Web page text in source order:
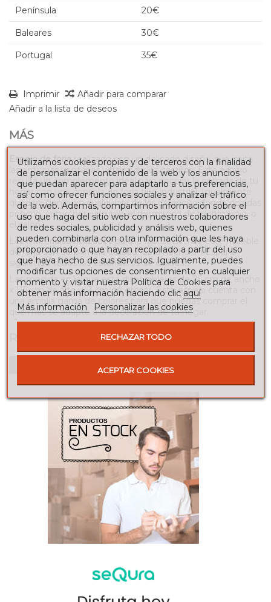
Península 20€
Baleares 30€
Portugal 35€
Imprimir
Añadir para comparar
Añadir a la lista de deseos
MÁS
Espejo de forjarealizado con un delicado diseño que imita
las antiguas ventanas vitrales de los castillos. Este espejo
resulta un complemento ideal para decorar la entrada de tu
hogar con una consola de forja tipo industrial. Igualmente
quedará genial en cualquiera de las estancias donde decidas
ponerlo, como por ejemplo, el dormitorio de matrimonio, o
el salón.
Los materiales utilizados para la fabricación de este mueble
de forja son de primera calidad. Está hecho en España
siguiendo todos los estándares de calidad.
Las medida en la que está disponible es de 75 cm de ancho
x 112 cm de alto y 3 cm de grosor. Este espejo cuenta con
una amplia gama de colores para que puedas comprar el
que más se adapte a la decoración de tu hogar.
Para escribir una reseña debes estar registrado
Utilizamos cookies propias y de terceros con la finalidad
de personalizar el contenido de la web y los anuncios
que puedan aparecer para adaptarlo a tus preferencias,
así como ofrecer funciones sociales y analizar el tráfico
de la web. Además, compartimos información sobre el
uso que haga del sitio web con nuestros colaboradores
de redes sociales, publicidad y análisis web, quienes
pueden combinarla con otra información que les haya
proporcionado o que hayan recopilado a partir del uso
que haya hecho de sus servicios. Igualmente, puedes
modificar tus opciones de consentimiento en cualquier
momento y visitar nuestra Política de Cookies para
obtener más información haciendo clic aquí
Más información
Personalizar las cookies
RECHAZAR TODO
ACEPTAR COOKIES